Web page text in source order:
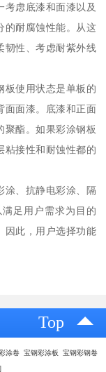
考虑底漆和面漆以及
的耐腐蚀性能。从这
韧性、考虑耐紫外线
板使用状态是单板的
面面漆。底漆和正面
聚酯。如果彩涂钢板
粘接性和耐蚀性都的
涂、抗静电彩涂、隔
足用户需求为目的
因此，用户选择功能
Top
涂卷 宝钢彩涂板 宝钢彩钢卷